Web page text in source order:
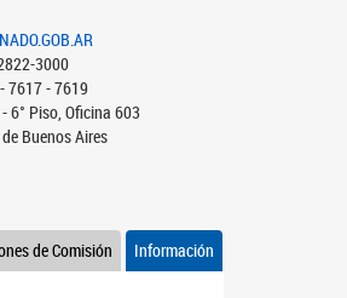
3000
7617 - 7619
6° Piso, Oficina 603
Buenos Aires
Información
de Comisión